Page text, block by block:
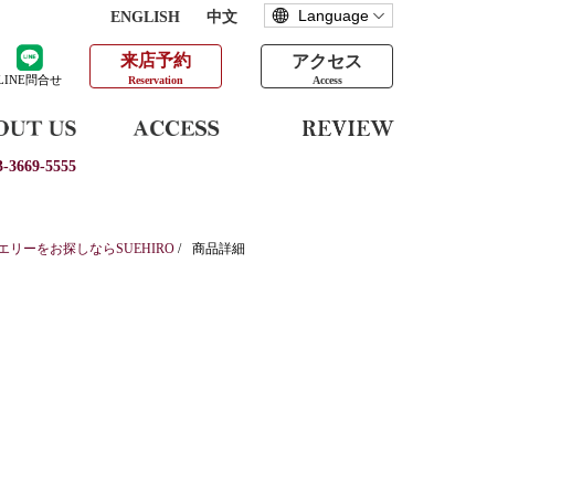
ENGLISH 中文
問合せ
来店予約
Reservation
アクセス
Access
5555
リーをお探しならSUEHIRO / 商品詳細